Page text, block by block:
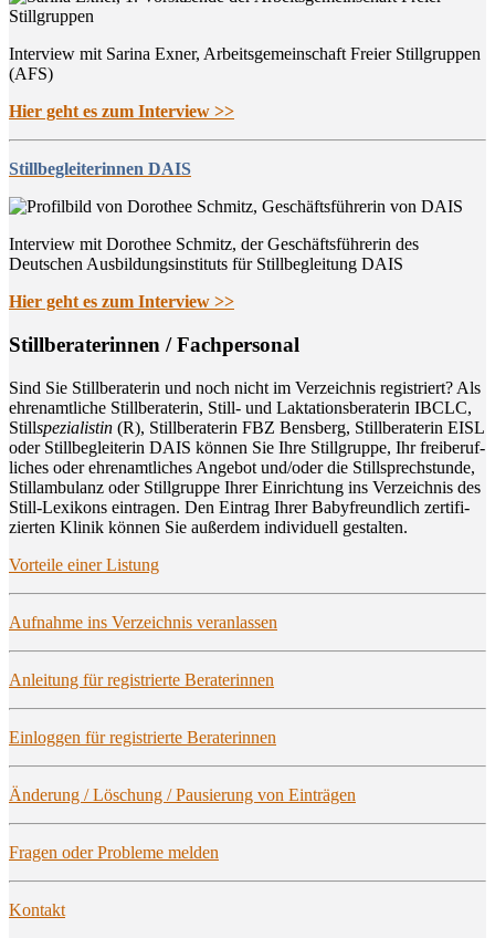
Interview mit Sarina Exner, Arbeitsgemeinschaft Freier Stillgruppen
(AFS)
Hier geht es zum Interview >>
Stillbegleiterinnen DAIS
Interview mit Dorothee Schmitz, der Geschäftsführerin des
Deutschen Ausbildungsinstituts für Stillbegleitung DAIS
Hier geht es zum Interview >>
Still­be­ra­te­rin­nen / Fachpersonal
Sind Sie Still­be­ra­te­rin und noch nicht im Ver­zeich­nis regis­triert? Als
ehren­amt­li­che Still­be­ra­te­rin, Still- und Lak­ta­ti­ons­be­ra­te­rin IBCLC,
Stillspe­zia­lis­tin (R), Still­be­ra­te­rin FBZ Bens­berg, Still­be­ra­te­rin EISL
oder Still­be­glei­te­rin DAIS kön­nen Sie Ihre Still­grup­pe, Ihr frei­be­ruf­
li­ches oder ehren­amt­li­ches Ange­bot und/oder die Still­sprech­stun­de,
Still­am­bu­lanz oder Still­grup­pe Ihrer Ein­rich­tung ins Ver­zeich­nis des
Still-Lexi­kons ein­tra­gen. Den Ein­trag Ihrer Baby­freund­lich zer­ti­fi­
zier­ten Kli­nik kön­nen Sie außer­dem indi­vi­du­ell gestalten.
Vor­tei­le einer Listung
Auf­nah­me ins Ver­zeich­nis veranlassen
Anlei­tung für regis­trier­te Beraterinnen
Ein­log­gen für regis­trier­te Beraterinnen
Ände­rung / Löschung / Pau­sie­rung von Einträgen
Fra­gen oder Pro­ble­me melden
Kon­takt